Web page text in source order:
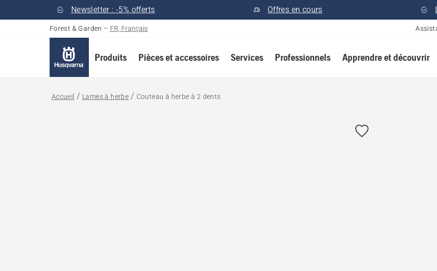
Newsletter : -5% offerts Offres en cours
Forest & Garden – FR, Français
Produits Pièces et accessoires Services Professionnels Apprendre et découvrir
Accueil Lames à herbe Couteau à herbe à 2 dents